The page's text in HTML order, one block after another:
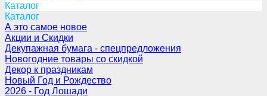
Каталог
Каталог
А это самое новое
Акции и Скидки
Декупажная бумага - спецпредложения
Новогодние товары со скидкой
Декор к праздникам
Новый Год и Рождество
2026 - Год Лошади